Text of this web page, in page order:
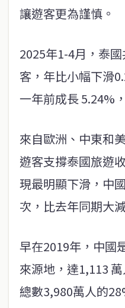
讓遊客更為謹慎。
2025年1-4月，泰
客，年比小幅下滑
一年前成長 5.24%
來自歐洲、中東和
遊客支撐泰國旅遊
現最明顯下滑，中
次，比去年同期大
早在2019年，中國
來源地，達1,113
總數3,980萬人的